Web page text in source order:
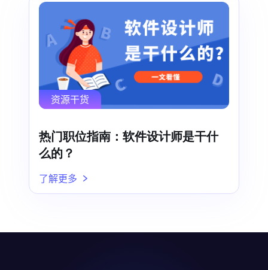
资源干货
热门职位指南：软件设计师是干什
么的？
了解更多